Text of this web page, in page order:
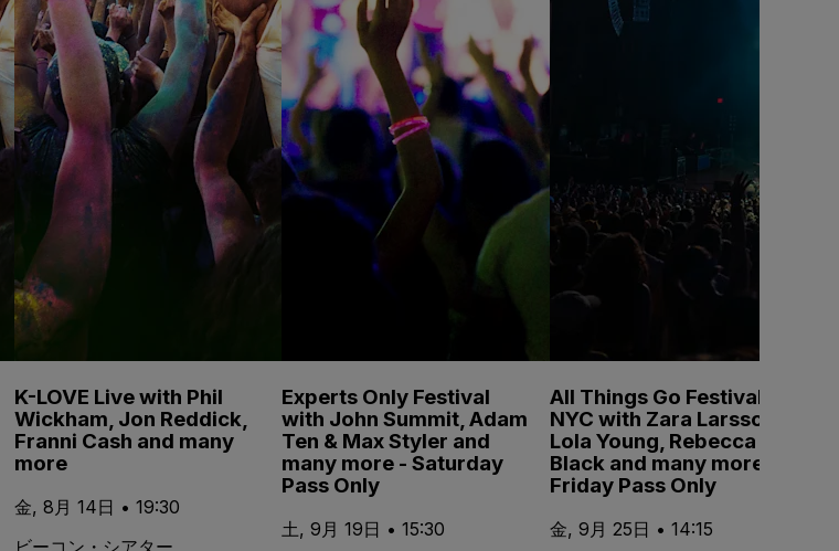
K-LOVE Live with Phil
Wickham, Jon Reddick,
Franni Cash and many
more
金, 8月 14日 • 19:30
ビーコン・シアター
Experts Only Festival
with John Summit, Adam
Ten & Max Styler and
many more - Saturday
Pass Only
土, 9月 19日 • 15:30
All Things Go Festival
NYC with Zara Larsson,
Lola Young, Rebecca
Black and many more -
Friday Pass Only
金, 9月 25日 • 14:15